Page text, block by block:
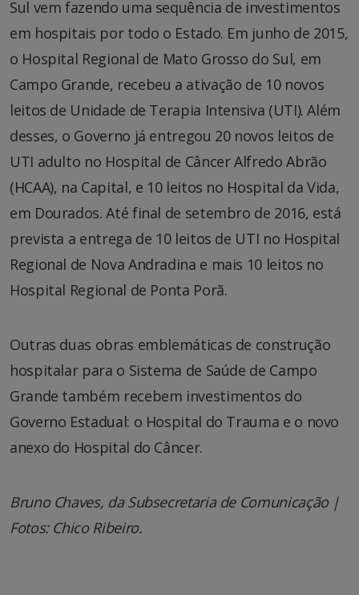
Sul vem fazendo uma sequência de investimentos
em hospitais por todo o Estado. Em junho de 2015,
o Hospital Regional de Mato Grosso do Sul, em
Campo Grande, recebeu a ativação de 10 novos
leitos de Unidade de Terapia Intensiva (UTI). Além
desses, o Governo já entregou 20 novos leitos de
UTI adulto no Hospital de Câncer Alfredo Abrão
(HCAA), na Capital, e 10 leitos no Hospital da Vida,
em Dourados. Até final de setembro de 2016, está
prevista a entrega de 10 leitos de UTI no Hospital
Regional de Nova Andradina e mais 10 leitos no
Hospital Regional de Ponta Porã.
Outras duas obras emblemáticas de construção
hospitalar para o Sistema de Saúde de Campo
Grande também recebem investimentos do
Governo Estadual: o Hospital do Trauma e o novo
anexo do Hospital do Câncer.
Bruno Chaves, da Subsecretaria de Comunicação |
Fotos: Chico Ribeiro.